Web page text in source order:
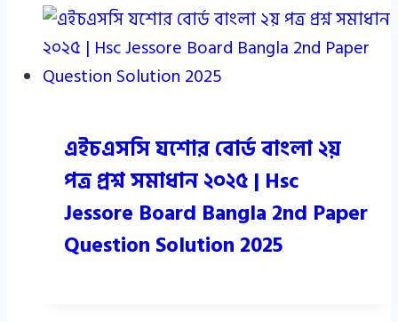
এইচএসসি যশোর বোর্ড বাংলা ২য়
পত্র প্রশ্ন সমাধান ২০২৫ | Hsc
Jessore Board Bangla 2nd Paper
Question Solution 2025